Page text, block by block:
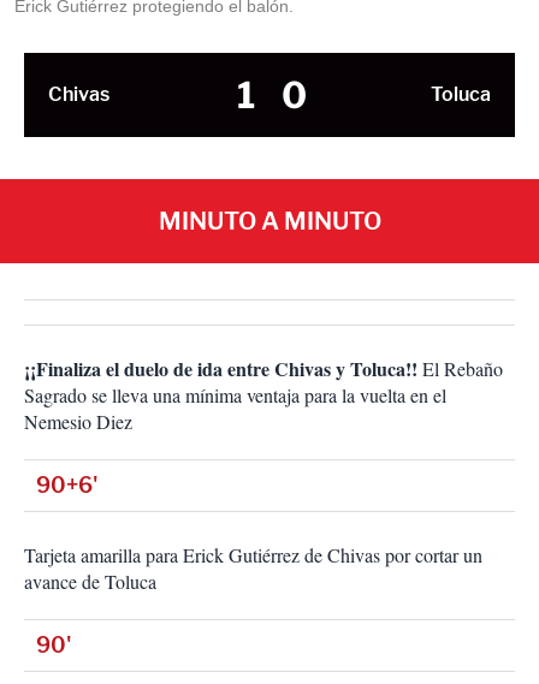
Erick Gutiérrez protegiendo el balón.
Chivas 1 0 Toluca
MINUTO A MINUTO
¡¡Finaliza el duelo de ida entre Chivas y Toluca!! El Rebaño
Sagrado se lleva una mínima ventaja para la vuelta en el
Nemesio Diez
90+6'
Tarjeta amarilla para Erick Gutiérrez de Chivas por cortar un
avance de Toluca
90'